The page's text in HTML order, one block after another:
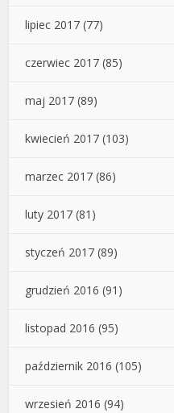
lipiec 2017 (77)
czerwiec 2017 (85)
maj 2017 (89)
kwiecień 2017 (103)
marzec 2017 (86)
luty 2017 (81)
styczeń 2017 (89)
grudzień 2016 (91)
listopad 2016 (95)
październik 2016 (105)
wrzesień 2016 (94)